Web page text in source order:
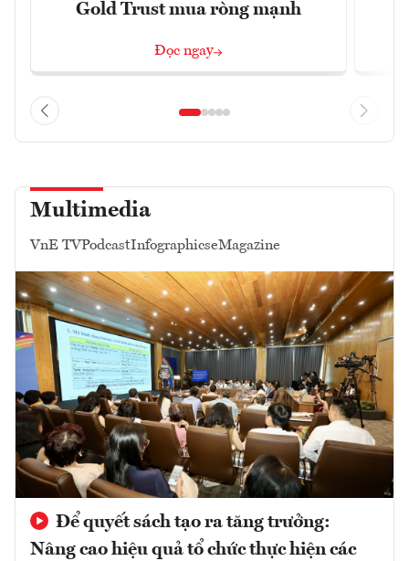
Gold Trust mua ròng mạnh
Đọc ngay
Multimedia
VnE TVPodcastInfographicseMagazine
Để quyết sách tạo ra tăng trưởng:
Nâng cao hiệu quả tổ chức thực hiện các